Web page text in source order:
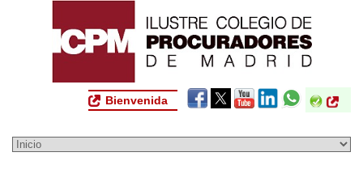
Bienvenida